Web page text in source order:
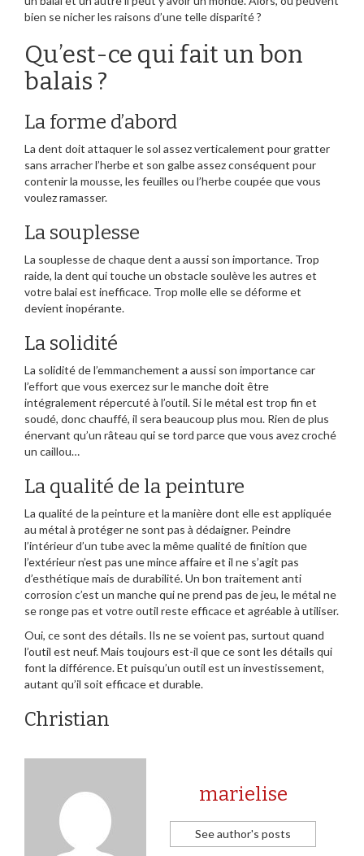
bien se nicher les raisons d’une telle disparité ?
Qu’est-ce qui fait un bon
balais ?
La forme d’abord
La dent doit attaquer le sol assez verticalement pour gratter
sans arracher l’herbe et son galbe assez conséquent pour
contenir la mousse, les feuilles ou l’herbe coupée que vous
voulez ramasser.
La souplesse
La souplesse de chaque dent a aussi son importance. Trop
raide, la dent qui touche un obstacle soulève les autres et
votre balai est inefficace. Trop molle elle se déforme et
devient inopérante.
La solidité
La solidité de l’emmanchement a aussi son importance car
l’effort que vous exercez sur le manche doit être
intégralement répercuté à l’outil. Si le métal est trop fin et
soudé, donc chauffé, il sera beaucoup plus mou. Rien de plus
énervant qu’un râteau qui se tord parce que vous avez croché
un caillou…
La qualité de la peinture
La qualité de la peinture et la manière dont elle est appliquée
au métal à protéger ne sont pas à dédaigner. Peindre
l’intérieur d’un tube avec la même qualité de finition que
l’extérieur n’est pas une mince affaire et il ne s’agit pas
d’esthétique mais de durabilité. Un bon traitement anti
corrosion c’est un manche qui ne prend pas de jeu, le métal ne
se ronge pas et votre outil reste efficace et agréable à utiliser.
Oui, ce sont des détails. Ils ne se voient pas, surtout quand
l’outil est neuf. Mais toujours est-il que ce sont les détails qui
font la différence. Et puisqu’un outil est un investissement,
autant qu’il soit efficace et durable.
Christian
marielise
See author's posts